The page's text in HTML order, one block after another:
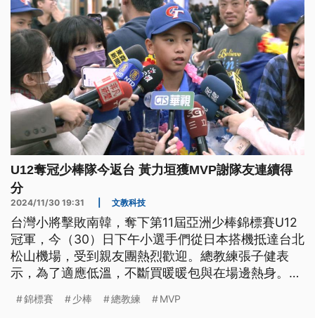
U12奪冠少棒隊今返台 黃力垣獲MVP謝隊友連續得
分
2024/11/30 19:31 文教科技
台灣小將擊敗南韓，奪下第11屆亞洲少棒錦標賽U12
冠軍，今（30）日下午小選手們從日本搭機抵達台北
松山機場，受到親友團熱烈歡迎。總教練張子健表
示，為了適應低溫，不斷買暖暖包與在場邊熱身。而
黃力垣，感謝隊友在在前幾局得分連連，讓他安心投
錦標賽 少棒 總教練 MVP